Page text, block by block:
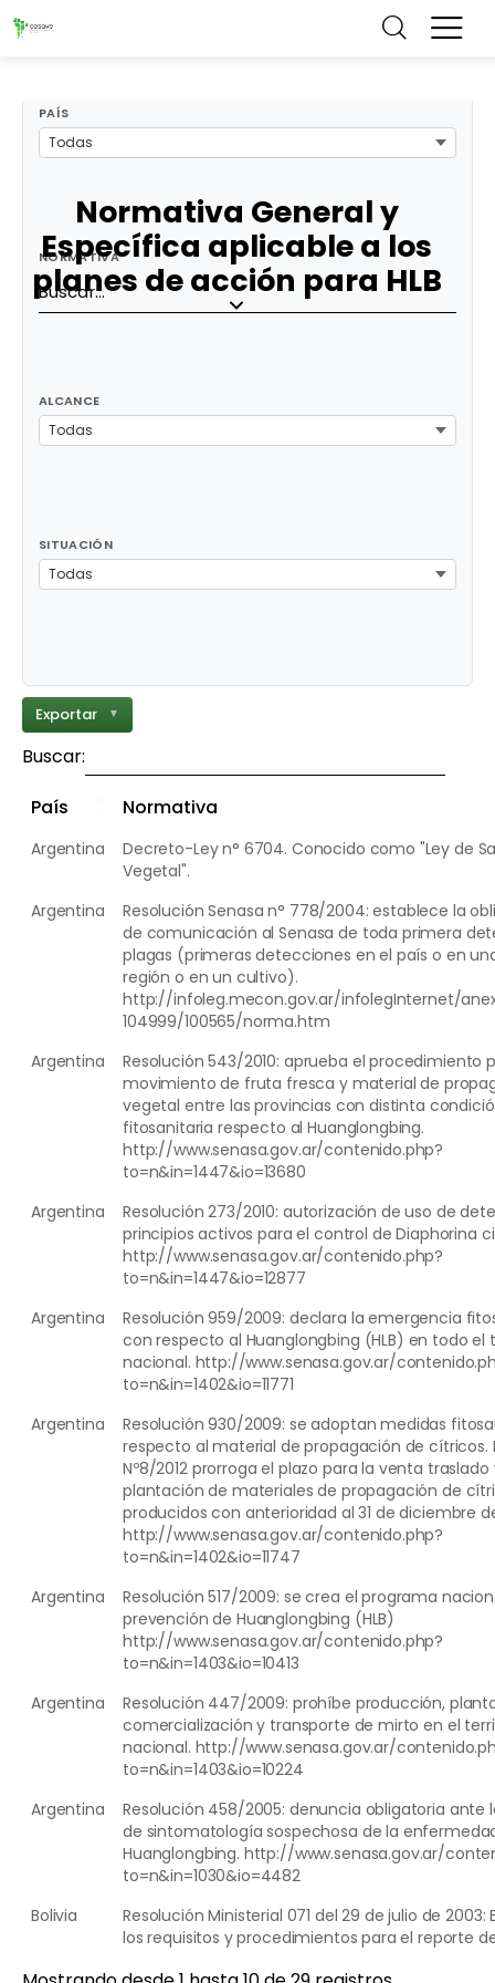
Normativa General y
Específica aplicable a los
planes de acción para HLB
PAÍS
Todas
NORMATIVA
ALCANCE
Todas
SITUACIÓN
Todas
Exportar ▼
Buscar:
País
Normativa
Argentina
Decreto-Ley n° 6704. Conocido como "Ley de
Vegetal".
Argentina
Resolución Senasa n° 778/2004: establece la
de comunicación al Senasa de toda primera
plagas (primeras detecciones en el país o en
región o en un cultivo).
http://infoleg.mecon.gov.ar/infolegInternet/
104999/100565/norma.htm
Argentina
Resolución 543/2010: aprueba el procedimiento
movimiento de fruta fresca y material de
vegetal entre las provincias con distinta
fitosanitaria respecto al Huanglongbing.
http://www.senasa.gov.ar/contenido.php?
to=n&in=1447&io=13680
Argentina
Resolución 273/2010: autorización de uso de
principios activos para el control de Diaphorina
http://www.senasa.gov.ar/contenido.php?
to=n&in=1447&io=12877
Argentina
Resolución 959/2009: declara la emergencia
con respecto al Huanglongbing (HLB) en todo el
nacional. http://www.senasa.gov.ar/
to=n&in=1402&io=11771
Argentina
Resolución 930/2009: se adoptan medidas
respecto al material de propagación de cítricos.
Nº8/2012 prorroga el plazo para la venta traslado
plantación de materiales de propagación de
producidos con anterioridad al 31 de diciembre
http://www.senasa.gov.ar/contenido.php?
to=n&in=1402&io=11747
Argentina
Resolución 517/2009: se crea el programa
prevención de Huanglongbing (HLB)
http://www.senasa.gov.ar/contenido.php?
to=n&in=1403&io=10413
Argentina
Resolución 447/2009: prohíbe producción,
comercialización y transporte de mirto en el
nacional. http://www.senasa.gov.ar/
to=n&in=1403&io=10224
Argentina
Resolución 458/2005: denuncia obligatoria ante
de sintomatología sospechosa de la
Huanglongbing. http://www.senasa.gov.ar/
to=n&in=1030&io=4482
Bolivia
Resolución Ministerial 071 del 29 de julio de 2003:
los requisitos y procedimientos para el reporte